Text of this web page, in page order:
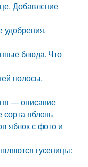
Добавление
удобрения.
блюда. Что
полосы.
— описание
сорта яблонь
яблок с фото и
гусеницы: